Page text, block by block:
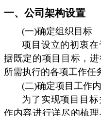
一、公司架构设置
(一)确定组织目标
项目设立的初衷
据既定的项目目标，
所需执行的各项工作任
(二)确定项目工作
为了实现项目目
作内容进行详尽的梳